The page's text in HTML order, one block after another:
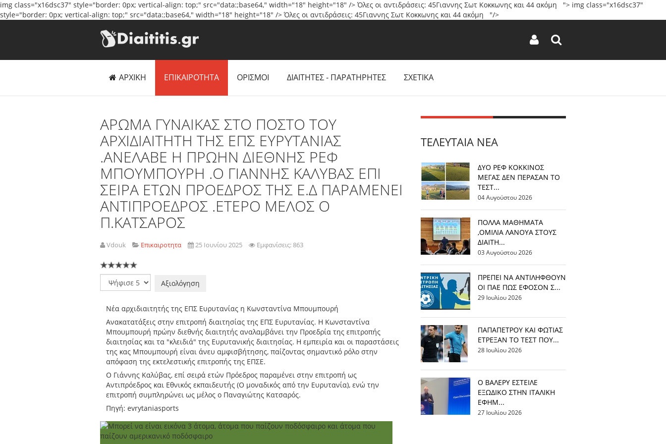
img class="x16dsc37" style="border: 0px; vertical-align: top;" src="data:;base64," width="18" height="18" /> Όλες οι αντιδράσεις: 45Γιαννης Σωτ Κοκκωνης και 44 ακόμη "> img class="x16dsc37"
style="border: 0px; vertical-align: top;" src="data:;base64," width="18" height="18" /> Όλες οι αντιδράσεις: 45Γιαννης Σωτ Κοκκωνης και 44 ακόμη "/>
ΑΡΧΙΚΗ ΕΠΙΚΑΙΡΟΤΗΤΑ ΟΡΙΣΜΟΙ ΔΙΑΙΤΗΤΕΣ - ΠΑΡΑΤΗΡΗΤΕΣ ΣΧΕΤΙΚΑ
ΑΡΩΜΑ ΓΥΝΑΙΚΑΣ ΣΤΟ ΠΟΣΤΟ ΤΟΥ
ΑΡΧΙΔΙΑΙΤΗΤΗ ΤΗΣ ΕΠΣ ΕΥΡΥΤΑΝΙΑΣ
.ΑΝΕΛΑΒΕ Η ΠΡΩΗΝ ΔΙΕΘΝΗΣ ΡΕΦ
ΜΠΟΥΜΠΟΥΡΗ .Ο ΓΙΑΝΝΗΣ ΚΑΛΥΒΑΣ ΕΠΙ
ΣΕΙΡΑ ΕΤΩΝ ΠΡΟΕΔΡΟΣ ΤΗΣ Ε.Δ ΠΑΡΑΜΕΝΕΙ
ΑΝΤΙΠΡΟΕΔΡΟΣ .ΕΤΕΡΟ ΜΕΛΟΣ Ο
Π.ΚΑΤΣΑΡΟΣ
Vdouk Επικαιροτητα 25 Ιουνίου 2025 Εμφανίσεις: 863
Παρακαλώ
αξιολογήστε
Νέα αρχιδιαιτητής της ΕΠΣ Ευρυτανίας η Κωνσταντίνα Μπουμπουρή
Ανακατατάξεις στην επιτροπή διαιτησίας της ΕΠΣ Ευρυτανίας. Η Κωνσταντίνα
Μπουμπουρή πρώην διεθνής διαιτητής αναλαμβάνει την Προεδρία της επιτροπής
διαιτησίας και τα "κλειδιά" της Ευρυτανικής διαιτησίας. Η εμπειρία και οι παραστάσεις
της κας Μπουμπουρή είναι άνευ αμφισβήτησης, παίζοντας σημαντικό ρόλο στην
απόφαση της εκτελεστικής επιτροπής της ΕΠΣΕ.
Ο Γιάννης Καλύβας, επί σειρά ετών Πρόεδρος παραμένει στην επιτροπή ως
Αντιπρόεδρος και Εθνικός εκπαιδευτής (Ο μοναδικός από την Ευρυτανία), ενώ την
επιτροπή συμπληρώνει ως μέλος ο Παναγιώτης Κατσαρός.
Πηγή: evrytaniasports
ΤΕΛΕΥΤΑΊΑ ΝΈΑ
ΔΥΟ ΡΕΦ ΚΟΚΚΙΝΟΣ
ΜΕΓΑΣ ΔΕΝ ΠΕΡΑΣΑΝ ΤΟ
ΤΕΣΤ...
04 Αυγούστου 2026
ΠΟΛΛΑ ΜΑΘΗΜΑΤΑ
,ΟΜΙΛΙΑ ΛΑΝΟΥΑ ΣΤΟΥΣ
ΔΙΑΙΤΗ...
03 Αυγούστου 2026
ΠΡΕΠΕΙ ΝΑ ΑΝΤΙΛΗΦΘΟΥΝ
ΟΙ ΠΑΕ ΠΩΣ ΕΦΟΣΟΝ Σ...
29 Ιουλίου 2026
ΠΑΠΑΠΕΤΡΟΥ ΚΑΙ ΦΩΤΙΑΣ
ΕΤΡΕΞΑΝ ΤΟ ΤΕΣΤ ΠΟΥ...
28 Ιουλίου 2026
Ο ΒΑΛΕΡΥ ΕΣΤΕΙΛΕ
ΕΞΩΔΙΚΟ ΣΤΗΝ ΙΤΑΛΙΚΗ
ΕΦΗΜ...
27 Ιουλίου 2026